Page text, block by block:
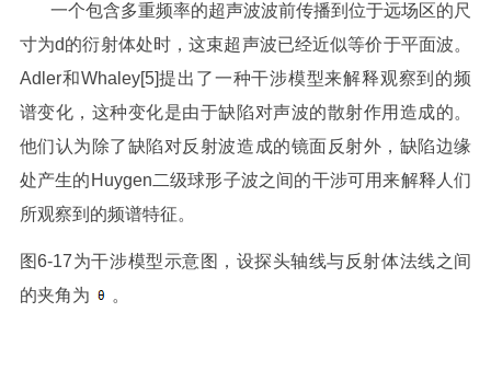
一个包含多重频率的超声波波前传播到位于远场区的尺
寸为d的衍射体处时，这束超声波已经近似等价于平面波。
Adler和Whaley[5]提出了一种干涉模型来解释观察到的频
谱变化，这种变化是由于缺陷对声波的散射作用造成的。
他们认为除了缺陷对反射波造成的镜面反射外，缺陷边缘
处产生的Huygen二级球形子波之间的干涉可用来解释人们
所观察到的频谱特征。
图6-17为干涉模型示意图，设探头轴线与反射体法线之间
的夹角为
。